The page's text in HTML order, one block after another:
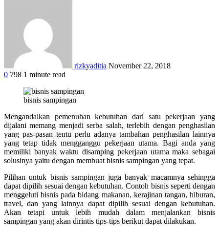
rizkyaditia November 22, 2018
0 798 1 minute read
bisnis sampingan
Mengandalkan pemenuhan kebutuhan dari satu pekerjaan yang
dijalani memang menjadi serba salah, terlebih dengan penghasilan
yang pas-pasan tentu perlu adanya tambahan penghasilan lainnya
yang tetap tidak mengganggu pekerjaan utama. Bagi anda yang
memiliki banyak waktu disamping pekerjaan utama maka sebagai
solusinya yaitu dengan membuat bisnis sampingan yang tepat.
Pilihan untuk bisnis sampingan juga banyak macamnya sehingga
dapat dipilih sesuai dengan kebutuhan. Contoh bisnis seperti dengan
menggeluti bisnis pada bidang makanan, kerajinan tangan, hiburan,
travel, dan yang lainnya dapat dipilih sesuai dengan kebutuhan.
Akan tetapi untuk lebih mudah dalam menjalankan bisnis
sampingan yang akan dirintis tips-tips berikut dapat dilakukan.